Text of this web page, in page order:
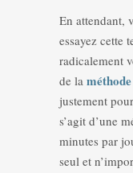
En attendant,
essayez cette
radicalement
de la
justement
s’agit d’une
minutes par
seul et